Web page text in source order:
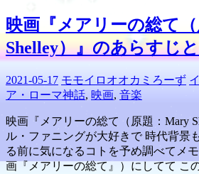
映画『メアリーの総て
Shelley）』のあらすじ
2021-05-17 モモイロオオカミろーず
ア・ローマ神話, 映画, 音楽
映画『メアリーの総て（原題：Mary
ル・ファニングが大好きで 時代背景
る前に気になるコトを予め調べてメ
画『メアリーの総て』）にしてて こ